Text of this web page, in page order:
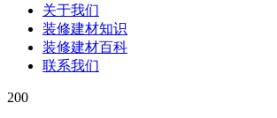
关于我们
装修建材知识
装修建材百科
联系我们
200